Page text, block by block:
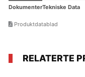
DokumenterTekniske Data
Produktdatablad
RELATERTE